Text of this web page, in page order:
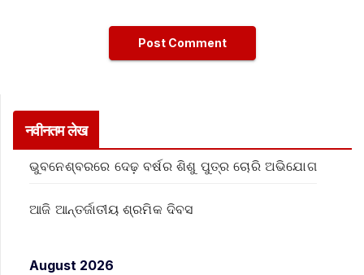
नवीनतम लेख
ଭୁବନେଶ୍ବରରେ ଦେଢ଼ ବର୍ଷର ଶିଶୁ ପୁତ୍ର ଚୋରି ଅଭିଯୋଗ
ଆଜି ଆନ୍ତର୍ଜାତୀୟ ଶ୍ରମିକ ଦିବସ
August 2026